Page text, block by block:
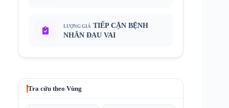
LƯỢNG GIÁ TIẾP CẬN BỆNH
NHÂN ĐAU VAI
Tra cứu theo Vùng